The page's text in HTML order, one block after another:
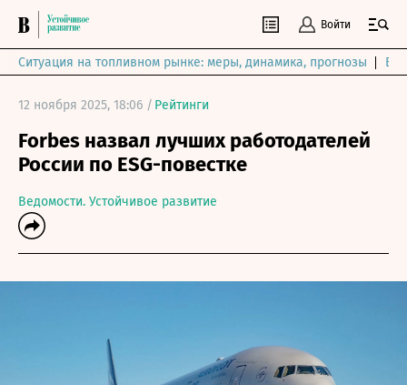
Войти
Ситуация на топливном рынке: меры, динамика, прогнозы
12 ноября 2025, 18:06 / Рейтинги
Forbes назвал лучших работодателей
России по ESG-повестке
Ведомости. Устойчивое развитие